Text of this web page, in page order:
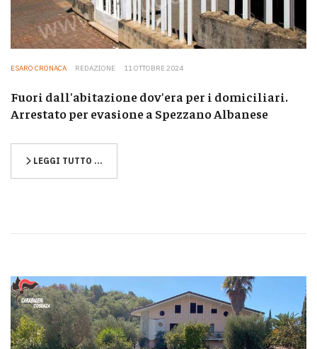
ESARO CRONACA REDAZIONE 11 OTTOBRE 2024
Fuori dall'abitazione dov'era per i domiciliari.
Arrestato per evasione a Spezzano Albanese
LEGGI TUTTO …